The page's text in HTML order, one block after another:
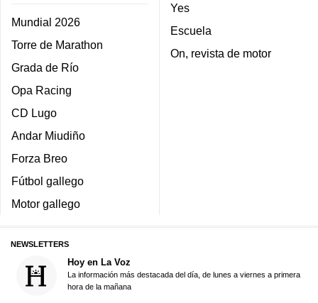
Mundial 2026
Torre de Marathon
Grada de Río
Opa Racing
CD Lugo
Andar Miudiño
Forza Breo
Fútbol gallego
Motor gallego
Yes
Escuela
On, revista de motor
NEWSLETTERS
Hoy en La Voz
La información más destacada del día, de lunes a viernes a primera
hora de la mañana